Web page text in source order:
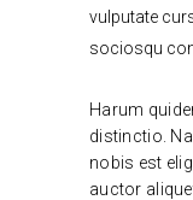
vulputate
sociosqu
Harum
distinctio.
nobis est
auctor